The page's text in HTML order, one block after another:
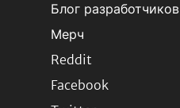
Блог разработчиков
Мерч
Reddit
Facebook